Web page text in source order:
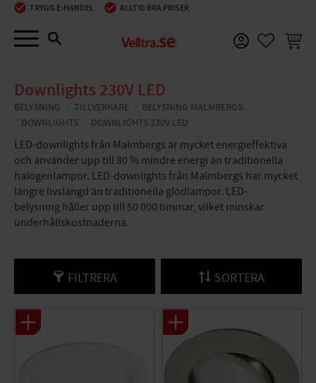
Meny
TRYGG E-HANDEL ALLTID BRA PRISER
Downlights 230V LED
BELYSNING TILLVERKARE
BELYSNING MALMBERGS
DOWNLIGHTS
DOWNLIGHTS 230V LED
LED-downlights från Malmbergs är mycket energieffektiva
och använder upp till 80 % mindre energi än traditionella
halogenlampor. LED-downlights från Malmbergs har mycket
längre livslängd än traditionella glödlampor. LED-
belysning håller upp till 50 000 timmar, vilket minskar
underhållskostnaderna.
FILTRERA SORTERA